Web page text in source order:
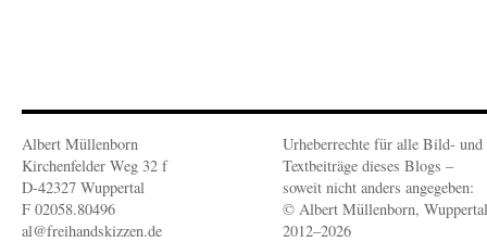
Albert Müllenborn
Kirchenfelder Weg 32 f
D-42327 Wuppertal
F 02058.80496
al@freihandskizzen.de
Urheberrechte für alle Bild- und
Textbeiträge dieses Blogs –
soweit nicht anders angegeben:
© Albert Müllenborn, Wuppertal
2012–2026